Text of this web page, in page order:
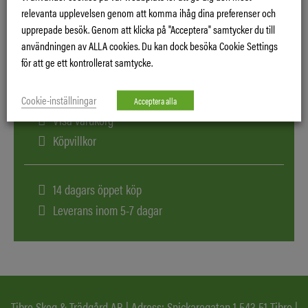
Logga in
Visa varukorg
Köpvillkor
14 dagars öppet köp
Leverans inom 5-7 dagar
relevanta upplevelsen genom att komma ihåg dina preferenser och
upprepade besök. Genom att klicka på "Acceptera" samtycker du till
användningen av ALLA cookies. Du kan dock besöka Cookie Settings
för att ge ett kontrollerat samtycke.
Cookie-inställningar Acceptera alla